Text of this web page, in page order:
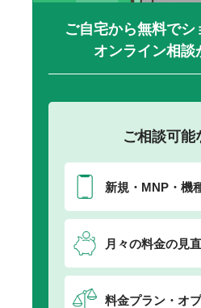
ご自宅から無料でシ
オンライン相談
ご相談可能
新規・MNP・機
月々の料金の見
料金プラン・オ